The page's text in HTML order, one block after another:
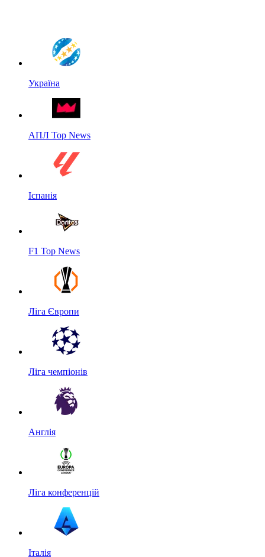
Україна
АПЛ Top News
Іспанія
F1 Top News
Ліга Європи
Ліга чемпіонів
Англія
Ліга конференцій
Італія